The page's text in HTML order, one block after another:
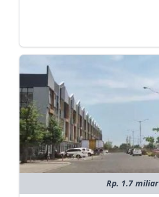
Rp. 1.7 miliar